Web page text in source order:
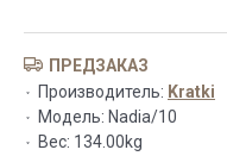
ПРЕДЗАКАЗ
Производитель: Kratki
Модель: Nadia/10
Вес: 134.00kg